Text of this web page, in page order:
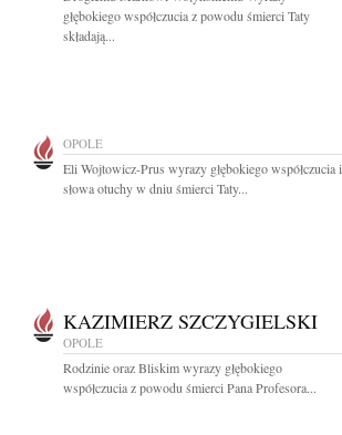
głębokiego współczucia z powodu śmierci Taty
składają...
OPOLE
Eli Wojtowicz-Prus wyrazy głębokiego współczucia i
słowa otuchy w dniu śmierci Taty...
KAZIMIERZ SZCZYGIELSKI
OPOLE
Rodzinie oraz Bliskim wyrazy głębokiego
współczucia z powodu śmierci Pana Profesora...